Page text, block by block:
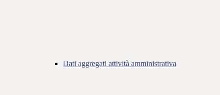
Dati aggregati attività amministrativa